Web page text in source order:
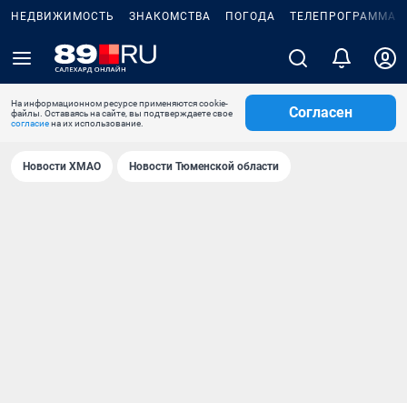
НЕДВИЖИМОСТЬ ЗНАКОМСТВА ПОГОДА ТЕЛЕПРОГРАММА
На информационном ресурсе применяются cookie-
файлы. Оставаясь на сайте, вы подтверждаете свое
согласиена их использование.
Согласен
Новости ХМАО Новости Тюменской области